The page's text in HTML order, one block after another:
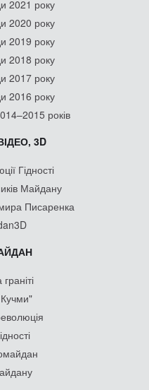
2021 року
2020 року
2019 року
2018 року
2017 року
2016 року
років
3D
Гідності
Майдану
Писаренка